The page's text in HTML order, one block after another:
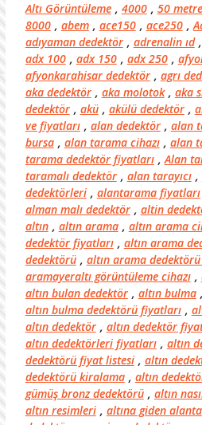
Altı Görüntüleme , 4000 , 50
8000 , abem , ace150 , ace250 ,
adıyaman dedektör , adrenalin ıd ,
adx 100 , adx 150 , adx 250 ,
afyonkarahisar dedektör , agrı
aka dedektör , aka molotok , aka
dedektör , akü , akülü dedektör ,
ve fiyatları , alan dedektör , alan
bursa , alan tarama cihazı , alan
tarama dedektör fiyatları ,Alan
taramalı dedektör , alan tarayıcı ,
dedektörleri , alantarama fiyatları
alman malı dedektör , altin
altın , altın arama , altın arama
dedektör fiyatları , altın arama
dedektörü , altın arama
aramayeraltı görüntüleme cihazı ,
altın bulan dedektör , altın bulma ,
altın bulma dedektörü fiyatları ,
altın dedektör , altın dedektör
altın dedektörleri fiyatları , altın
dedektörü fiyat listesi , altın
dedektörü kiralama , altın
gümüş bronz dedektörü , altın
altın resimleri , altına giden